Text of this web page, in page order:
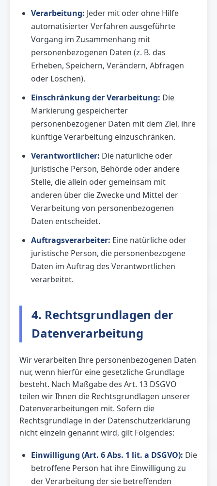
Verarbeitung: Jeder mit oder ohne Hilfe
automatisierter Verfahren ausgeführte
Vorgang im Zusammenhang mit
personenbezogenen Daten (z. B. das
Erheben, Speichern, Verändern, Abfragen
oder Löschen).
Einschränkung der Verarbeitung: Die
Markierung gespeicherter
personenbezogener Daten mit dem Ziel, ihre
künftige Verarbeitung einzuschränken.
Verantwortlicher: Die natürliche oder
juristische Person, Behörde oder andere
Stelle, die allein oder gemeinsam mit
anderen über die Zwecke und Mittel der
Verarbeitung von personenbezogenen
Daten entscheidet.
Auftragsverarbeiter: Eine natürliche oder
juristische Person, die personenbezogene
Daten im Auftrag des Verantwortlichen
verarbeitet.
4. Rechtsgrundlagen der
Datenverarbeitung
Wir verarbeiten Ihre personenbezogenen Daten
nur, wenn hierfür eine gesetzliche Grundlage
besteht. Nach Maßgabe des Art. 13 DSGVO
teilen wir Ihnen die Rechtsgrundlagen unserer
Datenverarbeitungen mit. Sofern die
Rechtsgrundlage in der Datenschutzerklärung
nicht einzeln genannt wird, gilt Folgendes:
Einwilligung (Art. 6 Abs. 1 lit. a DSGVO): Die
betroffene Person hat ihre Einwilligung zu
der Verarbeitung der sie betreffenden